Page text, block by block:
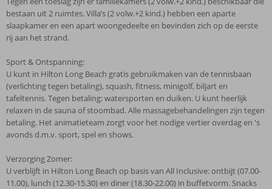
bestaan uit 2 ruimtes. Villa’s (2 volw.+2 kind.) hebben een aparte
slaapkamer en een apart woongedeelte en bevinden zich op de eerste
rij aan het strand.
Sport & Ontspanning:
U kunt in Hilton Long Beach gratis gebruikmaken van de tennisbaan
(verlichting tegen betaling), squash, fitness, minigolf, biljart en
tafeltennis. Tegen betaling: watersporten en duiken. U kunt heerlijk
relaxen in de sauna of stoombad. Alle massagebehandelingen zijn tegen
betaling. Het animatieteam zorgt voor het nodige vertier overdag en 's
avonds d.m.v. sport, spel en shows.
Verzorging Zomer:
U verblijft in Hilton Long Beach op basis van All Inclusive: ontbijt (07.00-
11.00), lunch (12.30-15.30) en diner (18.30-22.00) in buffetvorm. Snacks